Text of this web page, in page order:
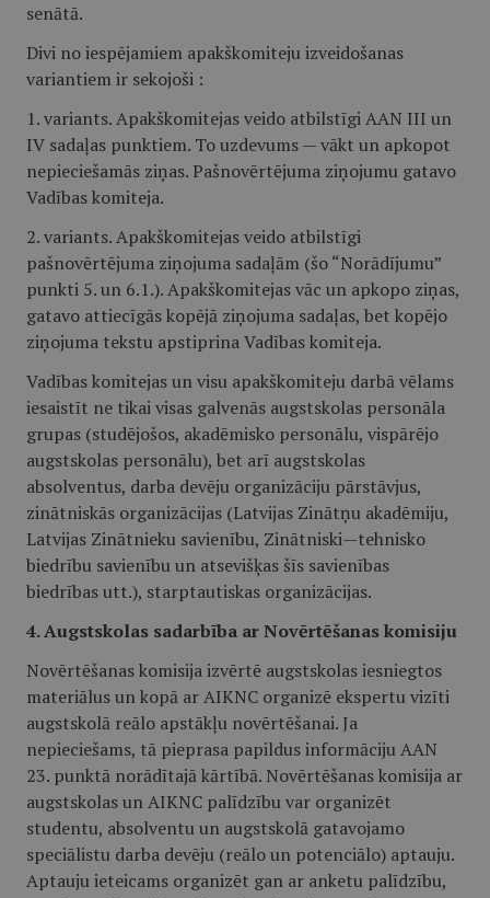
senātā.
Divi no iespējamiem apakškomiteju izveidošanas
variantiem ir sekojoši :
1. variants. Apakškomitejas veido atbilstīgi AAN III un
IV sadaļas punktiem. To uzdevums — vākt un apkopot
nepieciešamās ziņas. Pašnovērtējuma ziņojumu gatavo
Vadības komiteja.
2. variants. Apakškomitejas veido atbilstīgi
pašnovērtējuma ziņojuma sadaļām (šo “Norādījumu”
punkti 5. un 6.1.). Apakškomitejas vāc un apkopo ziņas,
gatavo attiecīgās kopējā ziņojuma sadaļas, bet kopējo
ziņojuma tekstu apstiprina Vadības komiteja.
Vadības komitejas un visu apakškomiteju darbā vēlams
iesaistīt ne tikai visas galvenās augstskolas personāla
grupas (studējošos, akadēmisko personālu, vispārējo
augstskolas personālu), bet arī augstskolas
absolventus, darba devēju organizāciju pārstāvjus,
zinātniskās organizācijas (Latvijas Zinātņu akadēmiju,
Latvijas Zinātnieku savienību, Zinātniski—tehnisko
biedrību savienību un atsevišķas šīs savienības
biedrības utt.), starptautiskas organizācijas.
4. Augstskolas sadarbība ar Novērtēšanas komisiju
Novērtēšanas komisija izvērtē augstskolas iesniegtos
materiālus un kopā ar AIKNC organizē ekspertu vizīti
augstskolā reālo apstākļu novērtēšanai. Ja
nepieciešams, tā pieprasa papildus informāciju AAN
23. punktā norādītajā kārtībā. Novērtēšanas komisija ar
augstskolas un AIKNC palīdzību var organizēt
studentu, absolventu un augstskolā gatavojamo
speciālistu darba devēju (reālo un potenciālo) aptauju.
Aptauju ieteicams organizēt gan ar anketu palīdzību,